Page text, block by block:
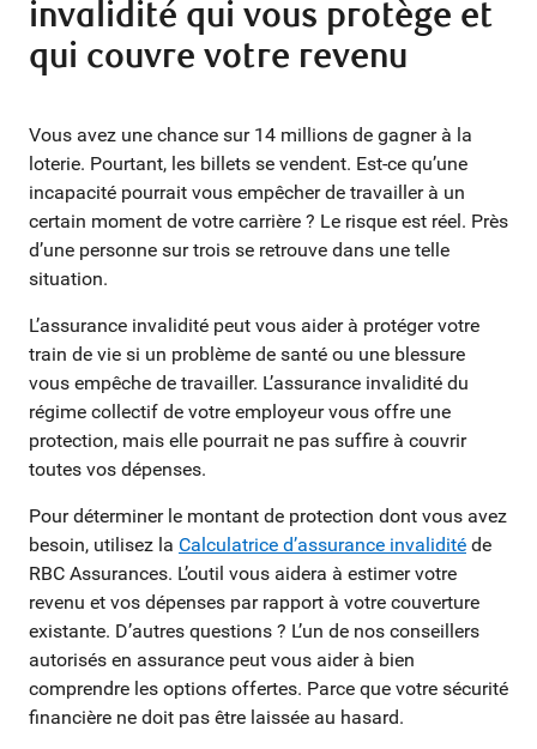
invalidité qui vous protège et
qui couvre votre revenu
Vous avez une chance sur 14 millions de gagner à la
loterie. Pourtant, les billets se vendent. Est-ce qu’une
incapacité pourrait vous empêcher de travailler à un
certain moment de votre carrière ? Le risque est réel. Près
d’une personne sur trois se retrouve dans une telle
situation.
L’assurance invalidité peut vous aider à protéger votre
train de vie si un problème de santé ou une blessure
vous empêche de travailler. L’assurance invalidité du
régime collectif de votre employeur vous offre une
protection, mais elle pourrait ne pas suffire à couvrir
toutes vos dépenses.
Pour déterminer le montant de protection dont vous avez
besoin, utilisez la Calculatrice d’assurance invalidité de
RBC Assurances. L’outil vous aidera à estimer votre
revenu et vos dépenses par rapport à votre couverture
existante. D’autres questions ? L’un de nos conseillers
autorisés en assurance peut vous aider à bien
comprendre les options offertes. Parce que votre sécurité
financière ne doit pas être laissée au hasard.